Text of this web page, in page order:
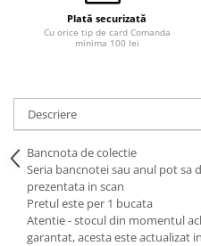
Plată securizată
Cu orice tip de card Comanda
minima 100 lei
Descriere
Bancnota de colectie
Seria bancnotei sau anul pot sa
prezentata in scan
Pretul este per 1 bucata
Atentie - stocul din momentul
garantat, acesta este actualizat